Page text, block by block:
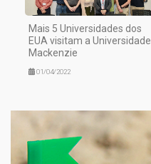
Mais 5 Universidades dos
EUA visitam a Universidade
Mackenzie
01/04/2022